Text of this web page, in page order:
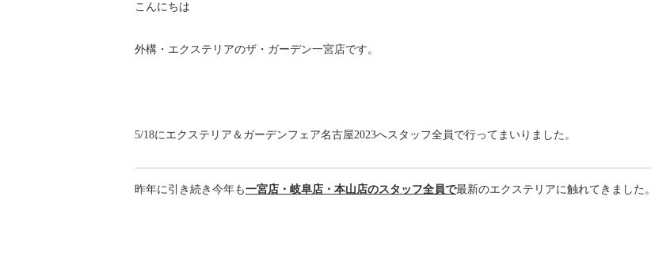
こんにちは
外構・エクステリアのザ・ガーデン一宮店です。
5/18にエクステリア＆ガーデンフェア名古屋2023へスタッフ全員で行ってまいりました。
昨年に引き続き今年も一宮店・岐阜店・本山店のスタッフ全員で最新のエクステリアに触れてきました。